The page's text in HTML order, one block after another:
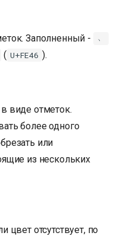
Заполненный - ﹅
( U+FE46 ).
виде отметок.
более одного
или
из нескольких
цвет отсутствует, по